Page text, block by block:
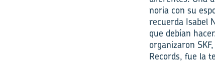
noria con su
recuerda Isabel
que debían
organizaron
Records, fue la